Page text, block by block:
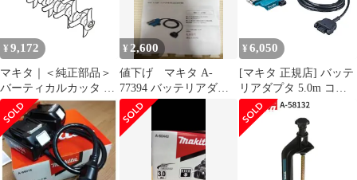
¥ 9,172
マキタ｜＜純正部品＞
バーティカルカッタ A-
76249
¥2,600
値下げ マキタ A-
77394 バッテリアダプ
タ 1.6m
¥ 6,050
[マキタ 正規店] バッテ
リアダプタ 5.0m コネ
クタ式 A-77403 makita
純正 パーツ 部品 正規
品 おすすめ 便利